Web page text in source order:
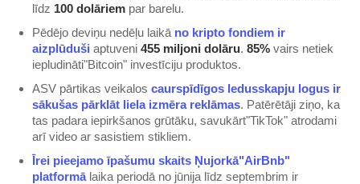
līdz 100 dolāriem par barelu.
Pēdējo deviņu nedēļu laikā no kripto fondiem ir
aizplūduši aptuveni 455 miljoni dolāru. 85% vairs netiek
iepludināti"Bitcoin" investīciju produktos.
ASV pārtikas veikalos caurspīdīgos ledusskapju logus ir
sākušas pārklāt liela izmēra reklāmas. Patērētāji ziņo, ka
tas padara iepirkšanos grūtāku, savukārt"TikTok" atrodami
arī video ar sasistiem stikliem.
Īrei pieejamo īpašumu skaits Ņujorkā"AirBnb"
platformālaika periodā no jūnija līdz septembrim ir